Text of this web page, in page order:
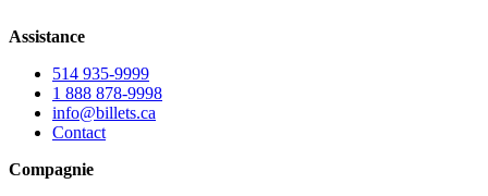
Assistance
514 935-9999
1 888 878-9998
info@billets.ca
Contact
Compagnie